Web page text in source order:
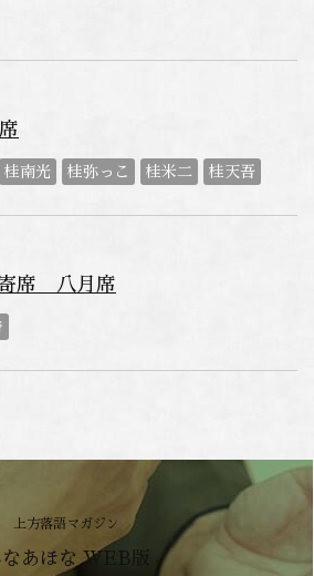
桂南光 桂弥っこ 桂米二 桂天吾
席 八月席
上方落語マガジン
なあほな WEB版